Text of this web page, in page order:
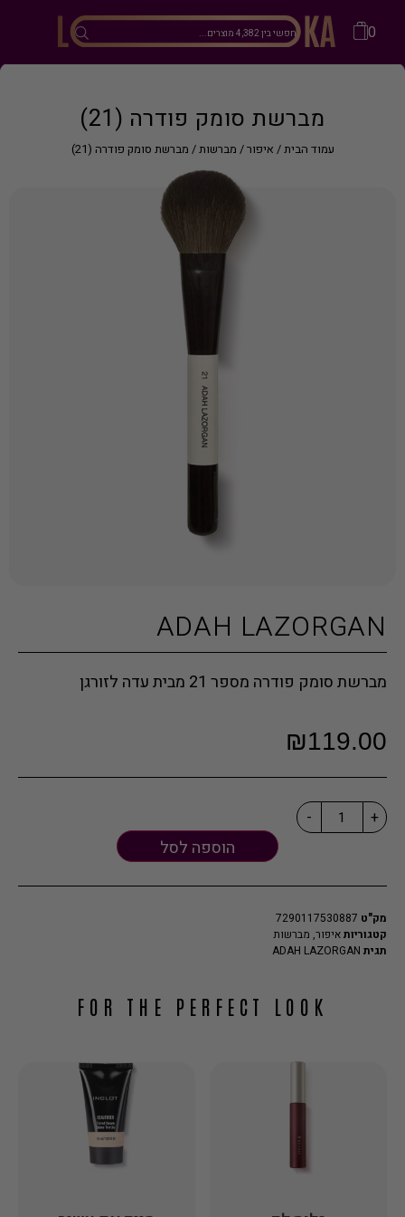
0
מברשת סומק פודרה (21)
עמוד הבית/ איפור/ מברשות/ מברשת סומק פודרה (21)
ADAH LAZORGAN
מברשת סומק פודרה מספר 21 מבית עדה לזורגן
₪119.00
- +
הוספה לסל
מק"ט 7290117530887
קטגוריותאיפור, מברשות
תגית ADAH LAZORGAN
FOR THE PERFECT LOOK